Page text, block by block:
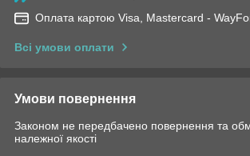
Оплата картою Visa, Mastercard -
Всі умови оплати
Умови повернення
Законом не передбачено повернення та
належної якості